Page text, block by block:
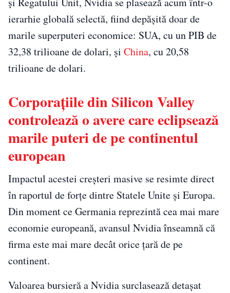
ierarhie globală selectă, fiind depășită doar de
marile superputeri economice: SUA, cu un PIB de
32,38 trilioane de dolari, și China, cu 20,58
trilioane de dolari.
Corporațiile din Silicon Valley
controlează o avere care eclipsează
marile puteri de pe continentul
european
Impactul acestei creșteri masive se resimte direct
în raportul de forțe dintre Statele Unite și Europa.
Din moment ce Germania reprezintă cea mai mare
economie europeană, avansul Nvidia înseamnă că
firma este mai mare decât orice țară de pe
continent.
Valoarea bursieră a Nvidia surclasează detașat